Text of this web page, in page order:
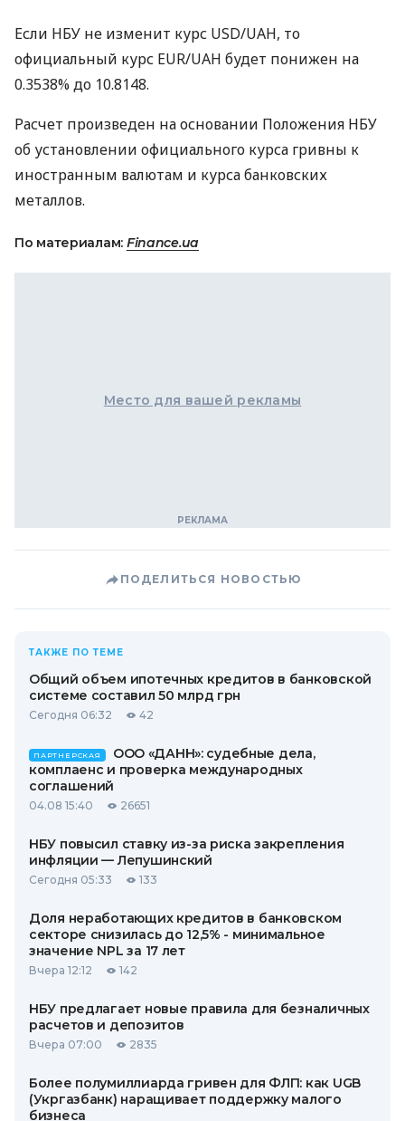
Если НБУ не изменит курс USD/UAH, то
официальный курс EUR/UAH будет понижен на
0.3538% до 10.8148.
Расчет произведен на основании Положения НБУ
об установлении официального курса гривны к
иностранным валютам и курса банковских
металлов.
По материалам: Finance.ua
Место для вашей рекламы
ПОДЕЛИТЬСЯ НОВОСТЬЮ
ТАКЖЕ ПО ТЕМЕ
Общий объем ипотечных кредитов в банковской
системе составил 50 млрд грн
Сегодня 06:32 42
ПАРТНЕРСКАЯ
ООО «ДАНН»: судебные дела,
комплаенс и проверка международных
соглашений
04.08 15:40 26651
НБУ повысил ставку из-за риска закрепления
инфляции — Лепушинский
Сегодня 05:33 133
Доля неработающих кредитов в банковском
секторе снизилась до 12,5% - минимальное
значение NPL за 17 лет
Вчера 12:12 142
НБУ предлагает новые правила для безналичных
расчетов и депозитов
Вчера 07:00 2835
Более полумиллиарда гривен для ФЛП: как UGB
(Укргазбанк) наращивает поддержку малого
бизнеса